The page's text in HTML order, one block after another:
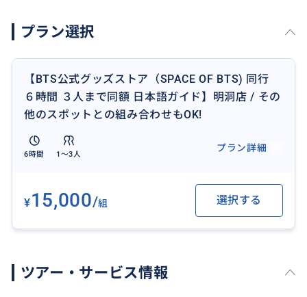
プラン選択
【BTS公式グッズストア（SPACE OF BTS) 同行
６時間 ３人まで同額 日本語ガイド】明洞店 / その
他のスポットとの組み合わせもOK!
6時間 1〜3人
プラン詳細
¥15,000/組 選択する
ツアー・サービス情報